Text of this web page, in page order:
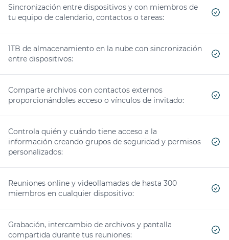
Sincronización entre dispositivos y con miembros de
tu equipo de calendario, contactos o tareas:
1TB de almacenamiento en la nube con sincronización
entre dispositivos:
Comparte archivos con contactos externos
proporcionándoles acceso o vínculos de invitado:
Controla quién y cuándo tiene acceso a la
información creando grupos de seguridad y permisos
personalizados:
Reuniones online y videollamadas de hasta 300
miembros en cualquier dispositivo:
Grabación, intercambio de archivos y pantalla
compartida durante tus reuniones: